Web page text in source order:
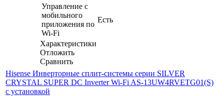
Управление c
мобильного
приложения по
Wi-Fi
Есть
Характеристики
Отложить
Сравнить
Hisense Инверторные сплит-системы серии SILVER
CRYSTAL SUPER DC Inverter Wi-Fi AS-13UW4RVETG01(S)
с установкой